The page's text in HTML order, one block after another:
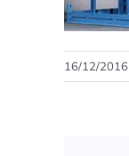
16/12/2016